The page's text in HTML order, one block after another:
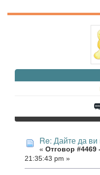
Re: Дайте да ви
« Отговор #4469
21:35:43 pm »